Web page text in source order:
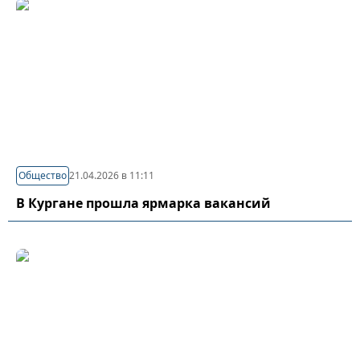
Общество21.04.2026 в 11:11
В Кургане прошла ярмарка вакансий